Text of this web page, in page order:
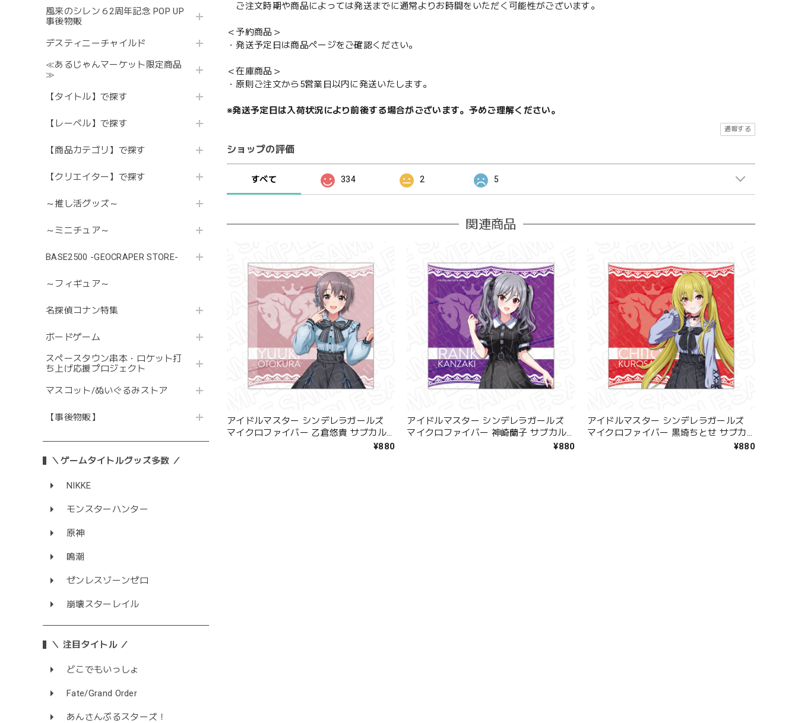
風来のシレン６2周年記念 POP UP
事後物販
デスティニーチャイルド
≪あるじゃんマーケット限定商品
≫
【タイトル】で探す
【レーベル】で探す
【商品カテゴリ】で探す
【クリエイター】で探す
～推し活グッズ～
～ミニチュア～
BASE2500 -GEOCRAPER STORE-
～フィギュア～
名探偵コナン特集
ボードゲーム
スペースタウン串本・ロケット打
ち上げ応援プロジェクト
マスコット/ぬいぐるみストア
【事後物販】
＼ゲームタイトルグッズ多数 ／
NIKKE
モンスターハンター
原神
鳴潮
ゼンレスゾーンゼロ
崩壊スターレイル
＼ 注目タイトル ／
どこでもいっしょ
Fate/Grand Order
あんさんぶるスターズ！
ご注文時期や商品によっては発送までに通常よりお時間をいただく可能性がございます。
＜予約商品＞
・発送予定日は商品ページをご確認ください。
＜在庫商品＞
・原則ご注文から5営業日以内に発送いたします。
※発送予定日は入荷状況により前後する場合がございます。予めご理解ください。
通報する
ショップの評価
すべて 334 2 5
関連商品
アイドルマスター シンデレラガールズ
マイクロファイバー 乙倉悠貴 サブカル
¥880
アイドルマスター シンデレラガールズ
マイクロファイバー 神崎蘭子 サブカル
¥880
アイドルマスター シンデレラガールズ
マイクロファイバー 黒埼ちとせ サブカ
¥880